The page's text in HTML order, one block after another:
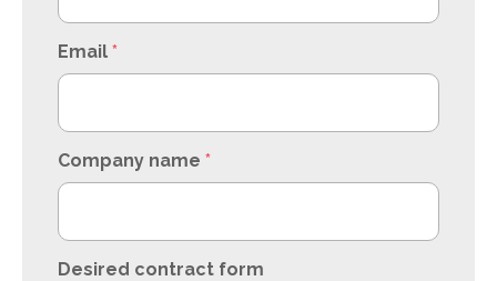
Email *
Company name *
Desired contract form